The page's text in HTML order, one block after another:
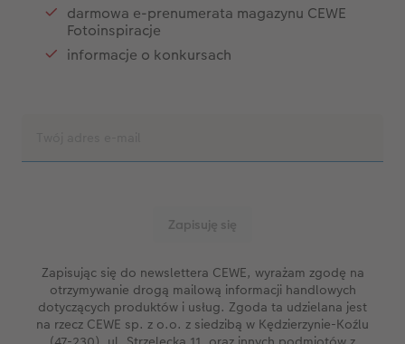
darmowa e-prenumerata magazynu CEWE
Fotoinspiracje
informacje o konkursach
Zapisując się do newslettera CEWE, wyrażam zgodę na
otrzymywanie drogą mailową informacji handlowych
dotyczących produktów i usług. Zgoda ta udzielana jest
na rzecz CEWE sp. z o.o. z siedzibą w Kędzierzynie-Koźlu